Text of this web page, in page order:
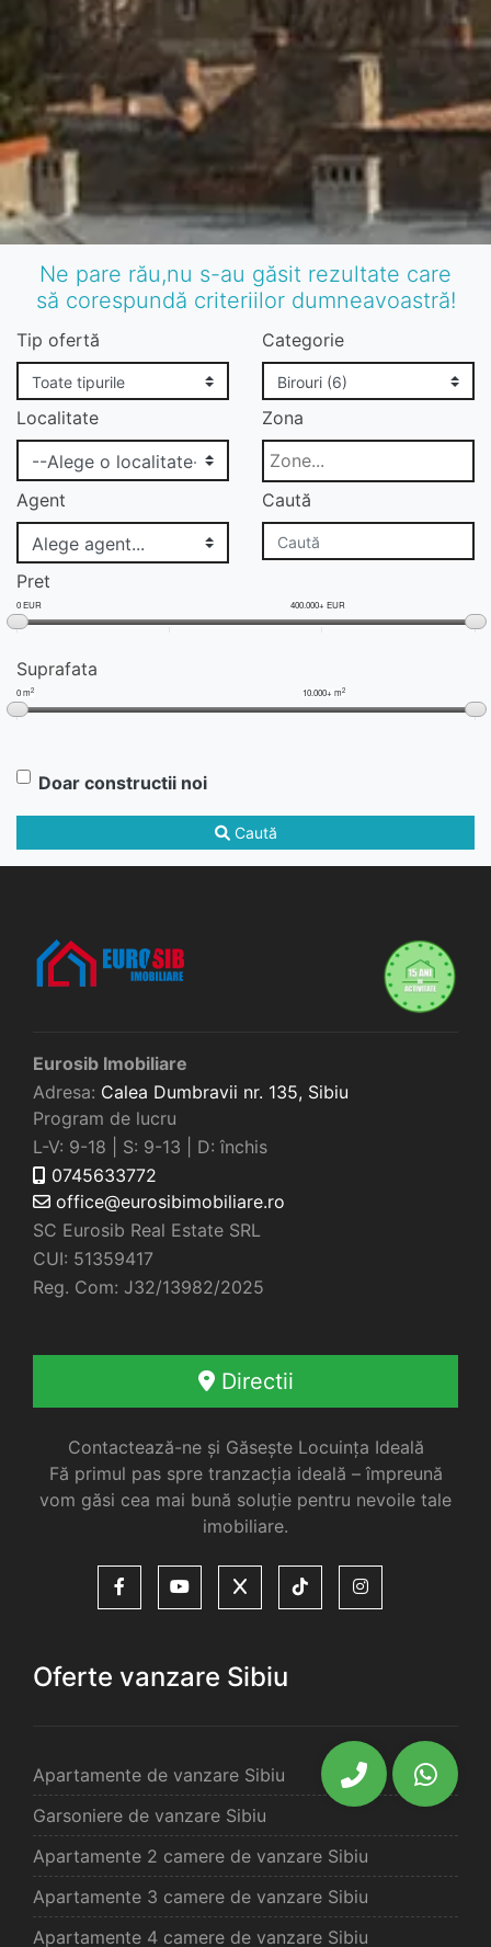
Ne pare rău,nu s-au găsit rezultate care
să corespundă criteriilor dumneavoastră!
Tip ofertă Categorie
Localitate Zona
Agent Caută
Pret
0 EUR 400.000+ EUR
Suprafata
0 m2 10.000+ m2
Doar constructii noi
Caută
Eurosib Imobiliare
Adresa: Calea Dumbravii nr. 135, Sibiu
Program de lucru
L-V: 9-18 | S: 9-13 | D: închis
0745633772
office@eurosibimobiliare.ro
SC Eurosib Real Estate SRL
CUI: 51359417
Reg. Com: J32/13982/2025
Directii
Contactează-ne și Găsește Locuința Ideală
Fă primul pas spre tranzacția ideală – împreună
vom găsi cea mai bună soluție pentru nevoile tale
imobiliare.
Oferte vanzare Sibiu
Apartamente de vanzare Sibiu
Garsoniere de vanzare Sibiu
Apartamente 2 camere de vanzare Sibiu
Apartamente 3 camere de vanzare Sibiu
Apartamente 4 camere de vanzare Sibiu